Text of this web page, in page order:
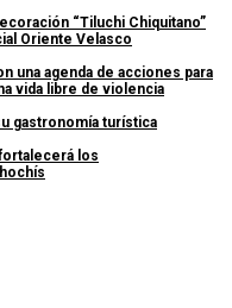
“Tiluchi Chiquitano”
Oriente Velasco
una agenda de acciones para
vida libre de violencia
gastronomía turística
los